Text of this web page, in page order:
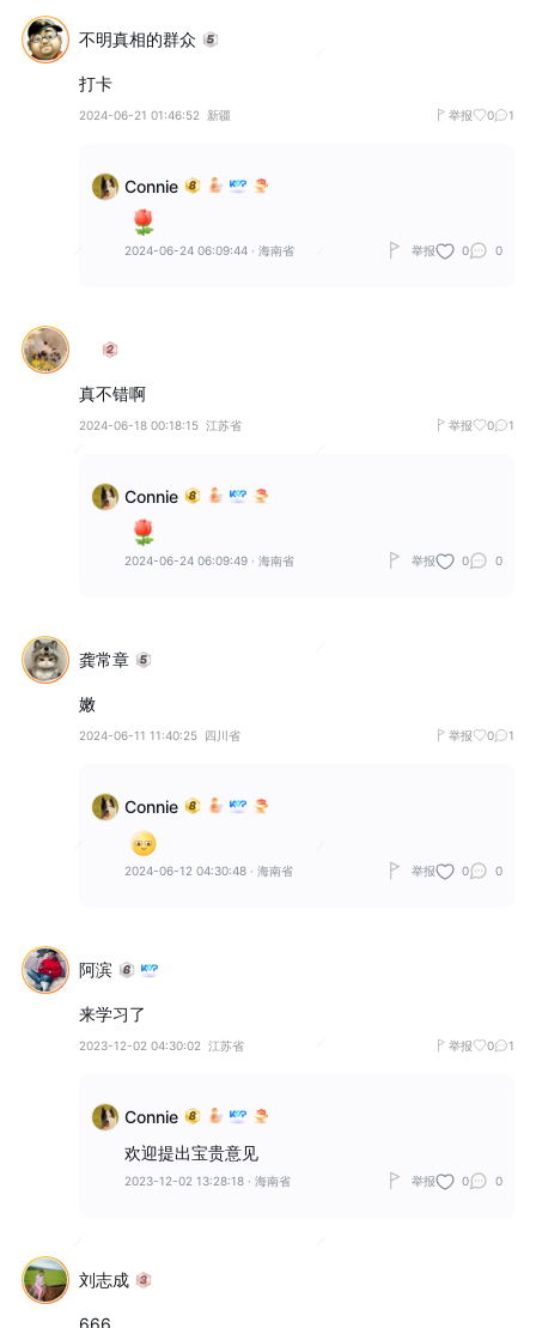
不明真相的群众
打卡
2024-06-21 01:46:52 新疆 举报 0 1
Connie
2024-06-24 06:09:44 · 海南省 举报 0 0
真不错啊
2024-06-18 00:18:15 江苏省 举报 0 1
Connie
2024-06-24 06:09:49 · 海南省 举报 0 0
龚常章
嫩
2024-06-11 11:40:25 四川省 举报 0 1
Connie
2024-06-12 04:30:48 · 海南省 举报 0 0
阿滨
来学习了
2023-12-02 04:30:02 江苏省 举报 0 1
Connie
欢迎提出宝贵意见
2023-12-02 13:28:18 · 海南省 举报 0 0
刘志成